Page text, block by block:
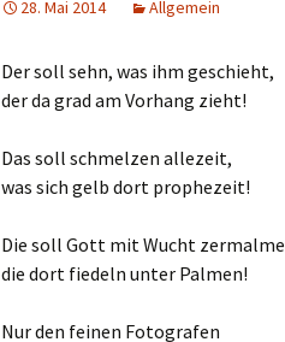
28. Mai 2014 Allgemein
Der soll sehn, was ihm geschieht,
der da grad am Vorhang zieht!
Das soll schmelzen allezeit,
was sich gelb dort prophezeit!
Die soll Gott mit Wucht
die dort fiedeln unter Palmen!
Nur den feinen Fotografen